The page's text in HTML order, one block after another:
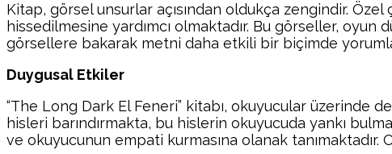
Kitap, görsel unsurlar açısından oldukça zengindir.
hissedilmesine yardımcı olmaktadır. Bu görseller, oyun
görsellere bakarak metni daha etkili bir biçimde
Duygusal Etkiler
“The Long Dark El Feneri” kitabı, okuyucular üzerinde
hisleri barındırmakta, bu hislerin okuyucuda yankı
ve okuyucunun empati kurmasına olanak